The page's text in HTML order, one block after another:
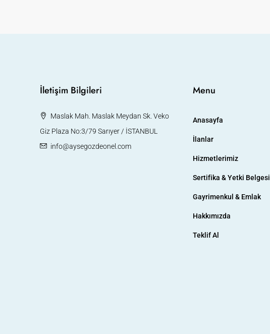
İletişim Bilgileri
Maslak Mah. Maslak Meydan Sk. Veko
Giz Plaza No:3/79 Sarıyer / İSTANBUL
info@aysegozdeonel.com
Menu
Anasayfa
İlanlar
Hizmetlerimiz
Sertifika & Yetki Belgesi
Gayrimenkul & Emlak
Hakkımızda
Teklif Al